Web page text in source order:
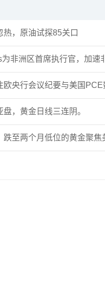
，原油试探85关口
非洲区首席执行官，加速
欧央行会议纪要与美国PCE
，黄金日线三连阴。
跌至两个月低位的黄金聚焦